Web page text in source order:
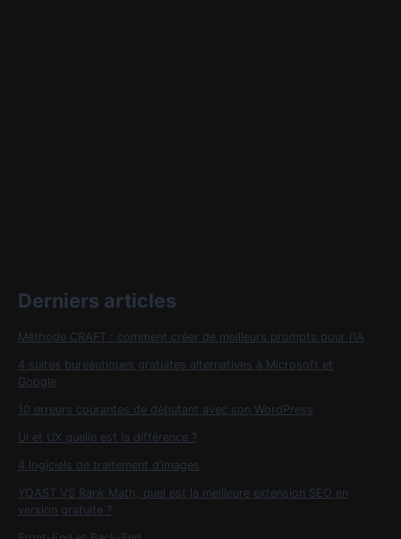
Derniers articles
Méthode CRAFT : comment créer de meilleurs prompts pour l’IA
4 suites bureautiques gratuites alternatives à Microsoft et
Google
10 erreurs courantes de débutant avec son WordPress
UI et UX quelle est la différence ?
4 logiciels de traitement d’images
YOAST VS Rank Math, quel est la meilleure extension SEO en
version gratuite ?